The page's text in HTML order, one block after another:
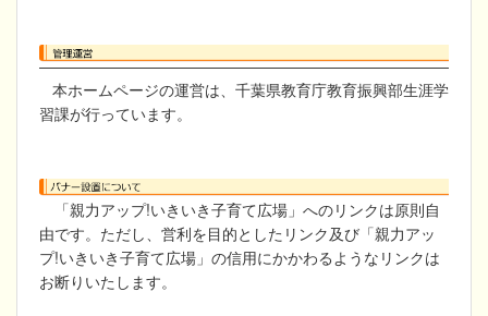
本ホームページの運営は、千葉県教育庁教育振興部生涯学
習課が行っています。
「親力アップ!いきいき子育て広場」へのリンクは原則自
由です。ただし、営利を目的としたリンク及び「親力アッ
プ!いきいき子育て広場」の信用にかかわるようなリンクは
お断りいたします。